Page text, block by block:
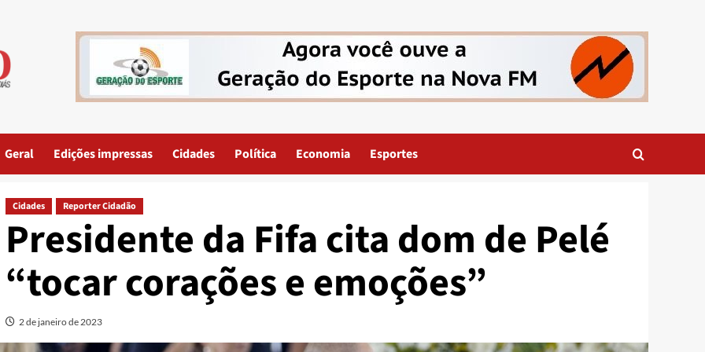
Geral Edições impressas Cidades Política Economia Esportes
Cidades Reporter Cidadão
Presidente da Fifa cita dom de Pelé
“tocar corações e emoções”
2 de janeiro de 2023